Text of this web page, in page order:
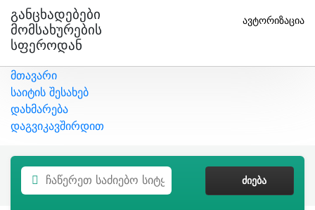
Განცხადებები
Მომსახურების
Სფეროდან
ავტორიზაცია
მთავარი
საიტის შესახებ
დახმარება
დაგვიკავშირდით
ᲫᲘᲔᲑᲐ